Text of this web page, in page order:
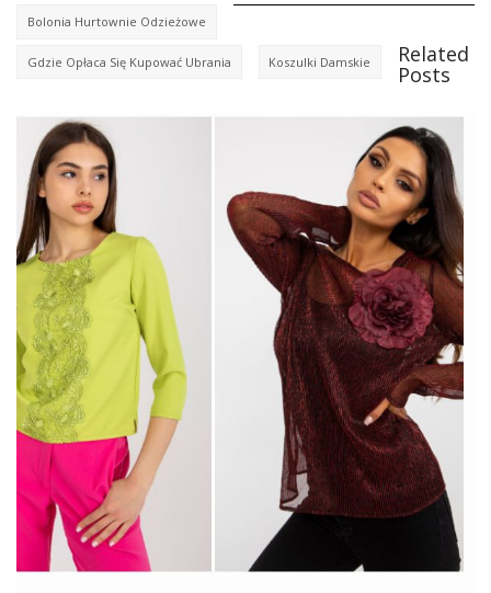
Bolonia Hurtownie Odzieżowe
Gdzie Opłaca Się Kupować Ubrania Koszulki Damskie Related
Posts